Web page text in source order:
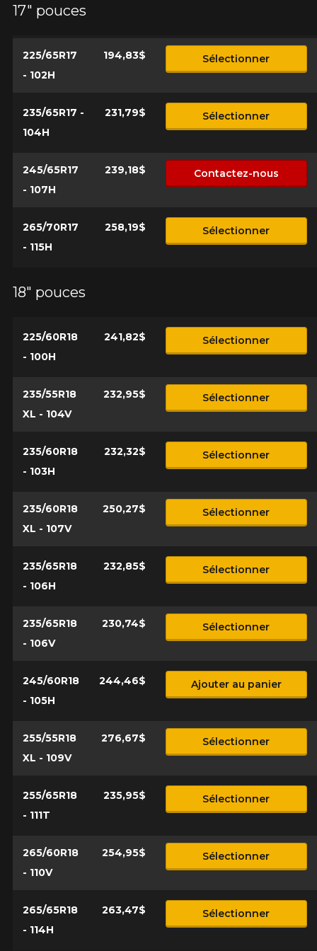
17" pouces
225/65R17
- 102H
194,83$ Sélectionner
235/65R17 -
104H
231,79$ Sélectionner
245/65R17
- 107H
239,18$ Contactez-nous
265/70R17
- 115H
258,19$ Sélectionner
18" pouces
225/60R18
- 100H
241,82$ Sélectionner
235/55R18
XL - 104V
232,95$ Sélectionner
235/60R18
- 103H
232,32$ Sélectionner
235/60R18
XL - 107V
250,27$ Sélectionner
235/65R18
- 106H
232,85$ Sélectionner
235/65R18
- 106V
230,74$ Sélectionner
245/60R18
- 105H
244,46$ Ajouter au panier
255/55R18
XL - 109V
276,67$ Sélectionner
255/65R18
- 111T
235,95$ Sélectionner
265/60R18
- 110V
254,95$ Sélectionner
265/65R18
- 114H
263,47$ Sélectionner
*Attention cette dimension représente une possibilité
d'équipement pour votre véhicule, vous devez vérifier